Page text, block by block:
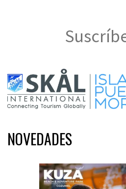
NOVEDADES